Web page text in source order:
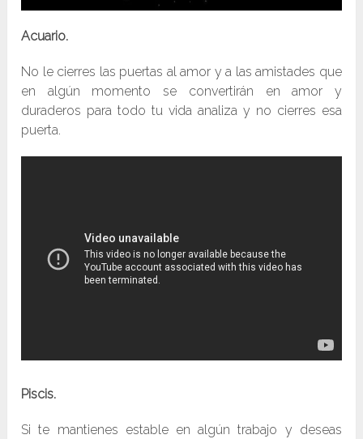
Acuario.
No le cierres las puertas al amor y a las amistades que
en algún momento se convertirán en amor y
duraderos para todo tu vida analiza y no cierres esa
puerta.
Piscis.
Si te mantienes estable en algún trabajo y deseas